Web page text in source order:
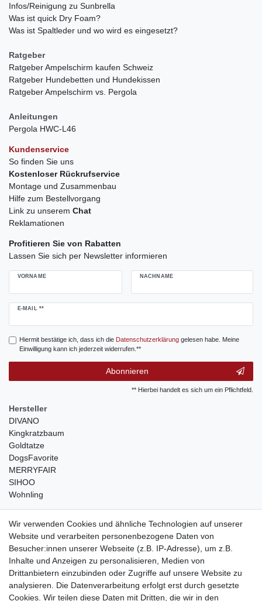
Infos/Reinigung zu Sunbrella
Was ist quick Dry Foam?
Was ist Spaltleder und wo wird es eingesetzt?
Ratgeber
Ratgeber Ampelschirm kaufen Schweiz
Ratgeber Hundebetten und Hundekissen
Ratgeber Ampelschirm vs. Pergola
Anleitungen
Pergola HWC-L46
Kundenservice
So finden Sie uns
Kostenloser Rückrufservice
Montage und Zusammenbau
Hilfe zum Bestellvorgang
Link zu unserem Chat
Reklamationen
Profitieren Sie von Rabatten
Lassen Sie sich per Newsletter informieren
VORNAME NACHNAME
E-MAIL **
Newsletter
Hiermit bestätige ich, dass ich die Daten­schutz­erklärunggelesen habe. Meine
Einwilligung kann ich jederzeit widerrufen.**
Abonnieren
** Hierbei handelt es sich um ein Pflichtfeld.
Hersteller
DIVANO
Kingkratzbaum
Goldtatze
DogsFavorite
MERRYFAIR
SIHOO
Wohnling
weitere Shops
traumlampen- Lampen und Kronleuchter
kinderwagencenter- Exklusive und günstige Kinderwagen
gastrogeraete24- alles für Gastronomie und Imbiss
soziale Medien
Facebook
Wir verwenden Cookies und ähnliche Technologien auf unserer
Website und verarbeiten personenbezogene Daten von
Besucher:innen unserer Webseite (z.B. IP-Adresse), um z.B.
Inhalte und Anzeigen zu personalisieren, Medien von
Drittanbietern einzubinden oder Zugriffe auf unsere Website zu
analysieren. Die Datenverarbeitung erfolgt erst durch gesetzte
Cookies. Wir teilen diese Daten mit Dritten, die wir in den